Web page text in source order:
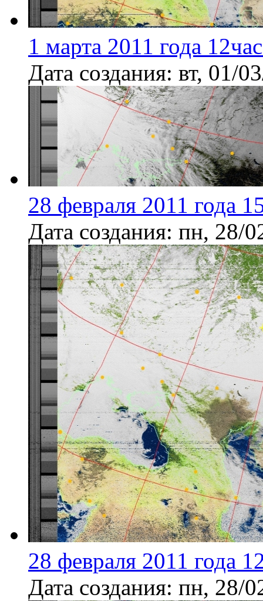
1 марта 2011 года
Дата создания: вт, 01/
28 февраля 2011 года
Дата создания: пн, 28/
28 февраля 2011 года
Дата создания: пн, 28/